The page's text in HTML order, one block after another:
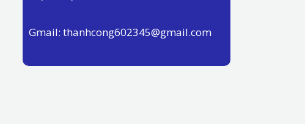
Gmail: thanhcong602345@gmail.com